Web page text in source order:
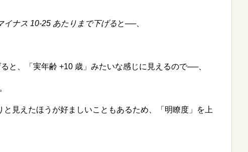
イナス 10-25 あたりまで下げると──、
と、「実年齢 +10 歳」みたいな感じに見えるので──、
見えたほうが好ましいこともあるため、「明瞭度」を上